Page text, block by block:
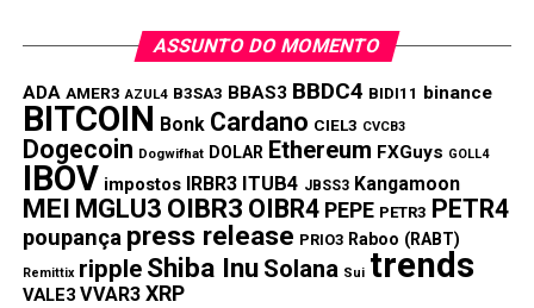
ASSUNTO DO MOMENTO
ADA AMER3 AZUL4 B3SA3 BBAS3 BBDC4 BIDI11 binance
BITCOIN Bonk Cardano CIEL3 CVCB3
Dogecoin Dogwifhat DOLAR Ethereum FXGuys GOLL4
IBOV impostos IRBR3 ITUB4 JBSS3 Kangamoon
MEI MGLU3 OIBR3 OIBR4 PEPE PETR3 PETR4
poupança press release PRIO3 Raboo (RABT)
Remittix ripple Shiba Inu Solana Sui trends
VALE3 VVAR3 XRP